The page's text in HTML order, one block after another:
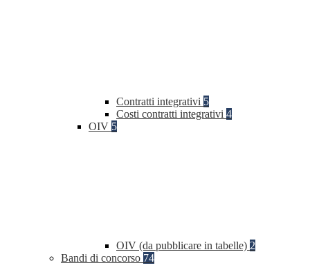
Contratti integrativi 5
Costi contratti integrativi 4
OIV 5
OIV (da pubblicare in tabelle) 2
Bandi di concorso 74